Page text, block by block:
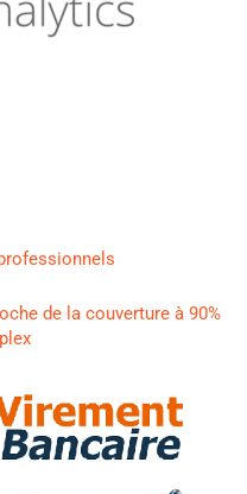
de la couverture à 90%